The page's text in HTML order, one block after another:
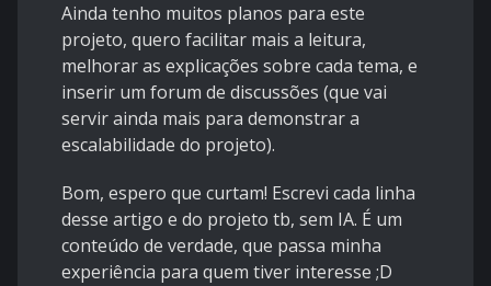
Ainda tenho muitos planos para este
projeto, quero facilitar mais a leitura,
melhorar as explicações sobre cada tema, e
inserir um forum de discussões (que vai
servir ainda mais para demonstrar a
escalabilidade do projeto).
Bom, espero que curtam! Escrevi cada linha
desse artigo e do projeto tb, sem IA. É um
conteúdo de verdade, que passa minha
experiência para quem tiver interesse ;D